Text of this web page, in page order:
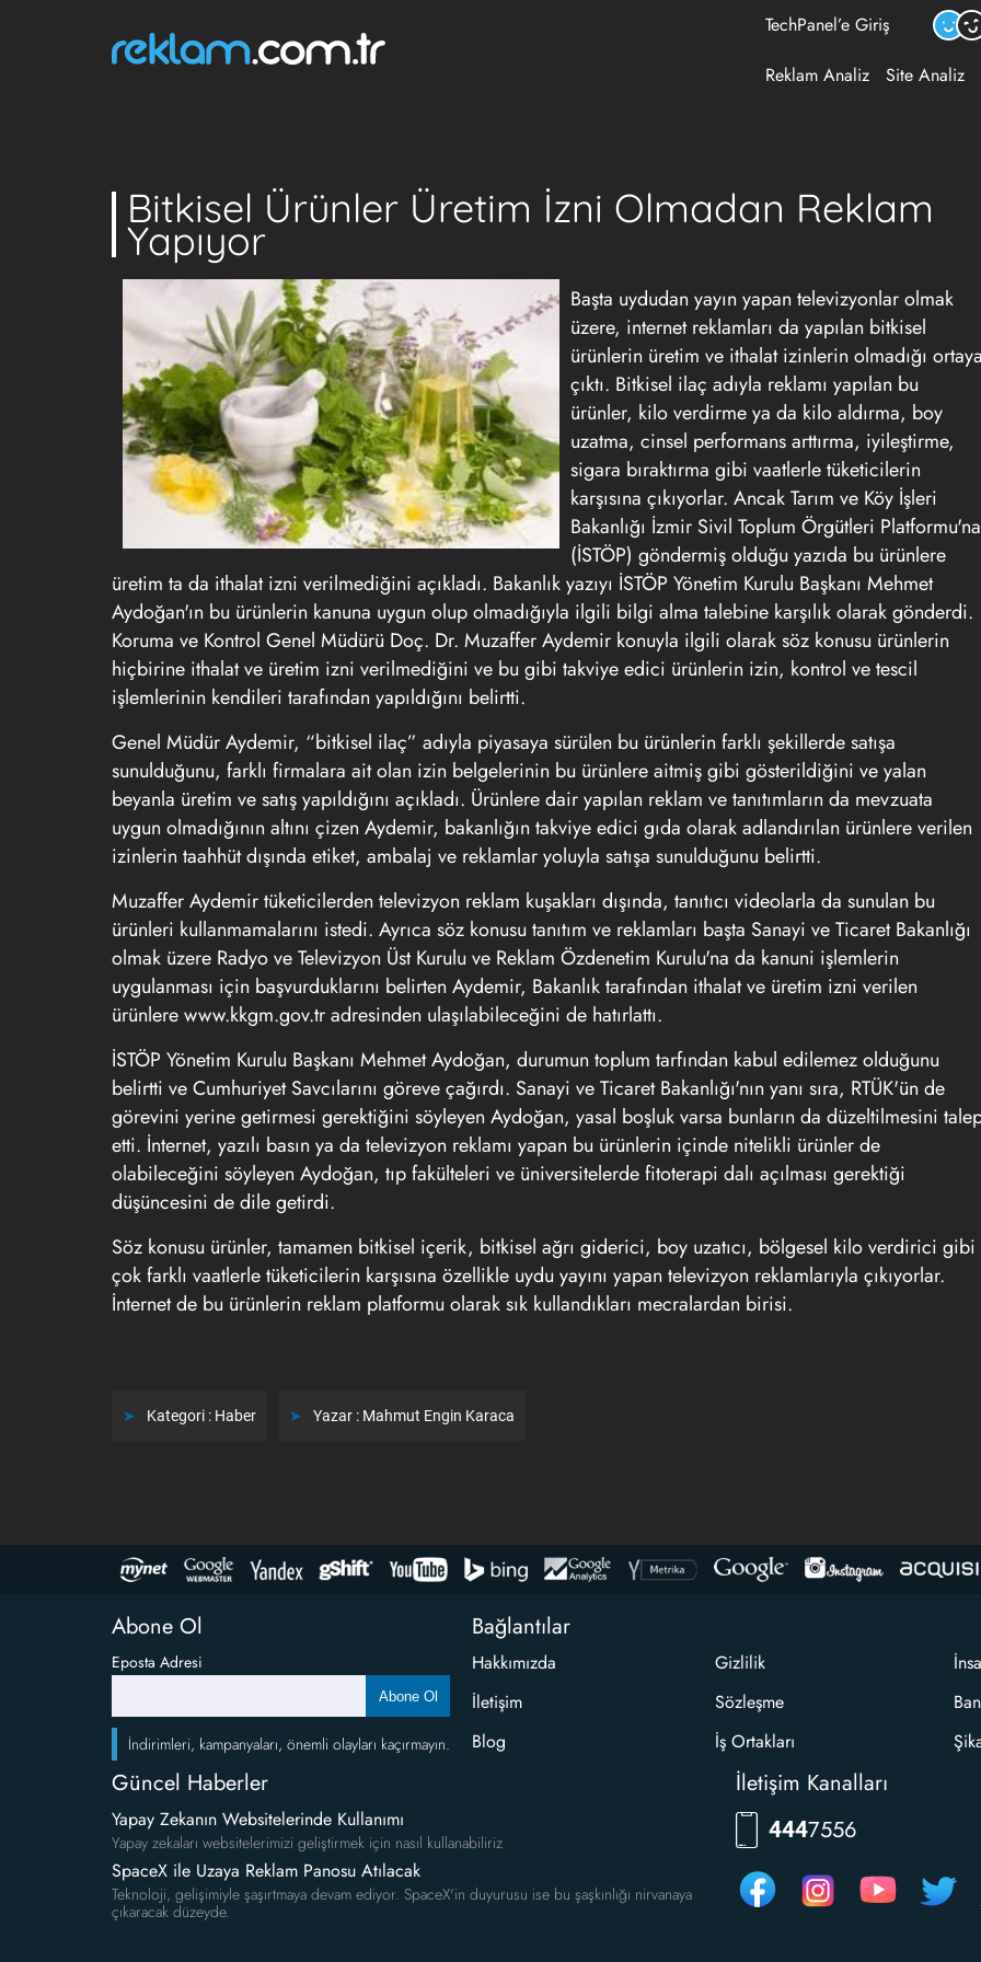
TechPanel’e Giriş
Reklam Analiz
Site Analiz
Bitkisel Ürünler Üretim İzni Olmadan Reklam
Yapıyor
Başta uydudan yayın yapan televizyonlar olmak
üzere, internet reklamları da yapılan bitkisel
ürünlerin üretim ve ithalat izinlerin olmadığı
çıktı. Bitkisel ilaç adıyla reklamı yapılan bu
ürünler, kilo verdirme ya da kilo aldırma, boy
uzatma, cinsel performans arttırma, iyileştirme,
sigara bıraktırma gibi vaatlerle tüketicilerin
karşısına çıkıyorlar. Ancak Tarım ve Köy İşleri
Bakanlığı İzmir Sivil Toplum Örgütleri Platformu'na
(İSTÖP) göndermiş olduğu yazıda bu ürünlere
üretim ta da ithalat izni verilmediğini açıkladı. Bakanlık yazıyı İSTÖP Yönetim Kurulu Başkanı Mehmet
Aydoğan'ın bu ürünlerin kanuna uygun olup olmadığıyla ilgili bilgi alma talebine karşılık olarak gönderdi.
Koruma ve Kontrol Genel Müdürü Doç. Dr. Muzaffer Aydemir konuyla ilgili olarak söz konusu ürünlerin
hiçbirine ithalat ve üretim izni verilmediğini ve bu gibi takviye edici ürünlerin izin, kontrol ve tescil
işlemlerinin kendileri tarafından yapıldığını belirtti.
Genel Müdür Aydemir, “bitkisel ilaç” adıyla piyasaya sürülen bu ürünlerin farklı şekillerde satışa
sunulduğunu, farklı firmalara ait olan izin belgelerinin bu ürünlere aitmiş gibi gösterildiğini ve yalan
beyanla üretim ve satış yapıldığını açıkladı. Ürünlere dair yapılan reklam ve tanıtımların da mevzuata
uygun olmadığının altını çizen Aydemir, bakanlığın takviye edici gıda olarak adlandırılan ürünlere verilen
izinlerin taahhüt dışında etiket, ambalaj ve reklamlar yoluyla satışa sunulduğunu belirtti.
Muzaffer Aydemir tüketicilerden televizyon reklam kuşakları dışında, tanıtıcı videolarla da sunulan bu
ürünleri kullanmamalarını istedi. Ayrıca söz konusu tanıtım ve reklamları başta Sanayi ve Ticaret Bakanlığı
olmak üzere Radyo ve Televizyon Üst Kurulu ve Reklam Özdenetim Kurulu'na da kanuni işlemlerin
uygulanması için başvurduklarını belirten Aydemir, Bakanlık tarafından ithalat ve üretim izni verilen
ürünlerewww.kkgm.gov.tradresinden ulaşılabileceğini de hatırlattı.
İSTÖP Yönetim Kurulu Başkanı Mehmet Aydoğan, durumun toplum tarfından kabul edilemez olduğunu
belirtti ve Cumhuriyet Savcılarını göreve çağırdı. Sanayi ve Ticaret Bakanlığı'nın yanı sıra, RTÜK'ün de
görevini yerine getirmesi gerektiğini söyleyen Aydoğan, yasal boşluk varsa bunların da düzeltilmesini
etti. İnternet, yazılı basın ya da televizyon reklamı yapan bu ürünlerin içinde nitelikli ürünler de
olabileceğini söyleyen Aydoğan, tıp fakülteleri ve üniversitelerde fitoterapi dalı açılması gerektiği
düşüncesini de dile getirdi.
Söz konusu ürünler, tamamen bitkisel içerik, bitkisel ağrı giderici, boy uzatıcı, bölgesel kilo verdirici gibi
çok farklı vaatlerle tüketicilerin karşısına özellikle uydu yayını yapan televizyon reklamlarıyla çıkıyorlar.
İnternet de bu ürünlerin reklam platformu olarak sık kullandıkları mecralardan birisi.
Kategori : Haber Yazar : Mahmut Engin Karaca
Abone Ol
Eposta Adresi
Abone Ol
İndirimleri, kampanyaları, önemli olayları kaçırmayın.
Güncel Haberler
Yapay Zekanın Websitelerinde Kullanımı
Yapay zekaları websitelerimizi geliştirmek için nasıl kullanabiliriz
SpaceX ile Uzaya Reklam Panosu Atılacak
Teknoloji, gelişimiyle şaşırtmaya devam ediyor. SpaceX'in duyurusu ise bu şaşkınlığı nirvanaya
çıkaracak düzeyde.
Bağlantılar
Hakkımızda
İletişim
Blog
Gizlilik
Sözleşme
İş Ortakları
İletişim Kanalları
4447556